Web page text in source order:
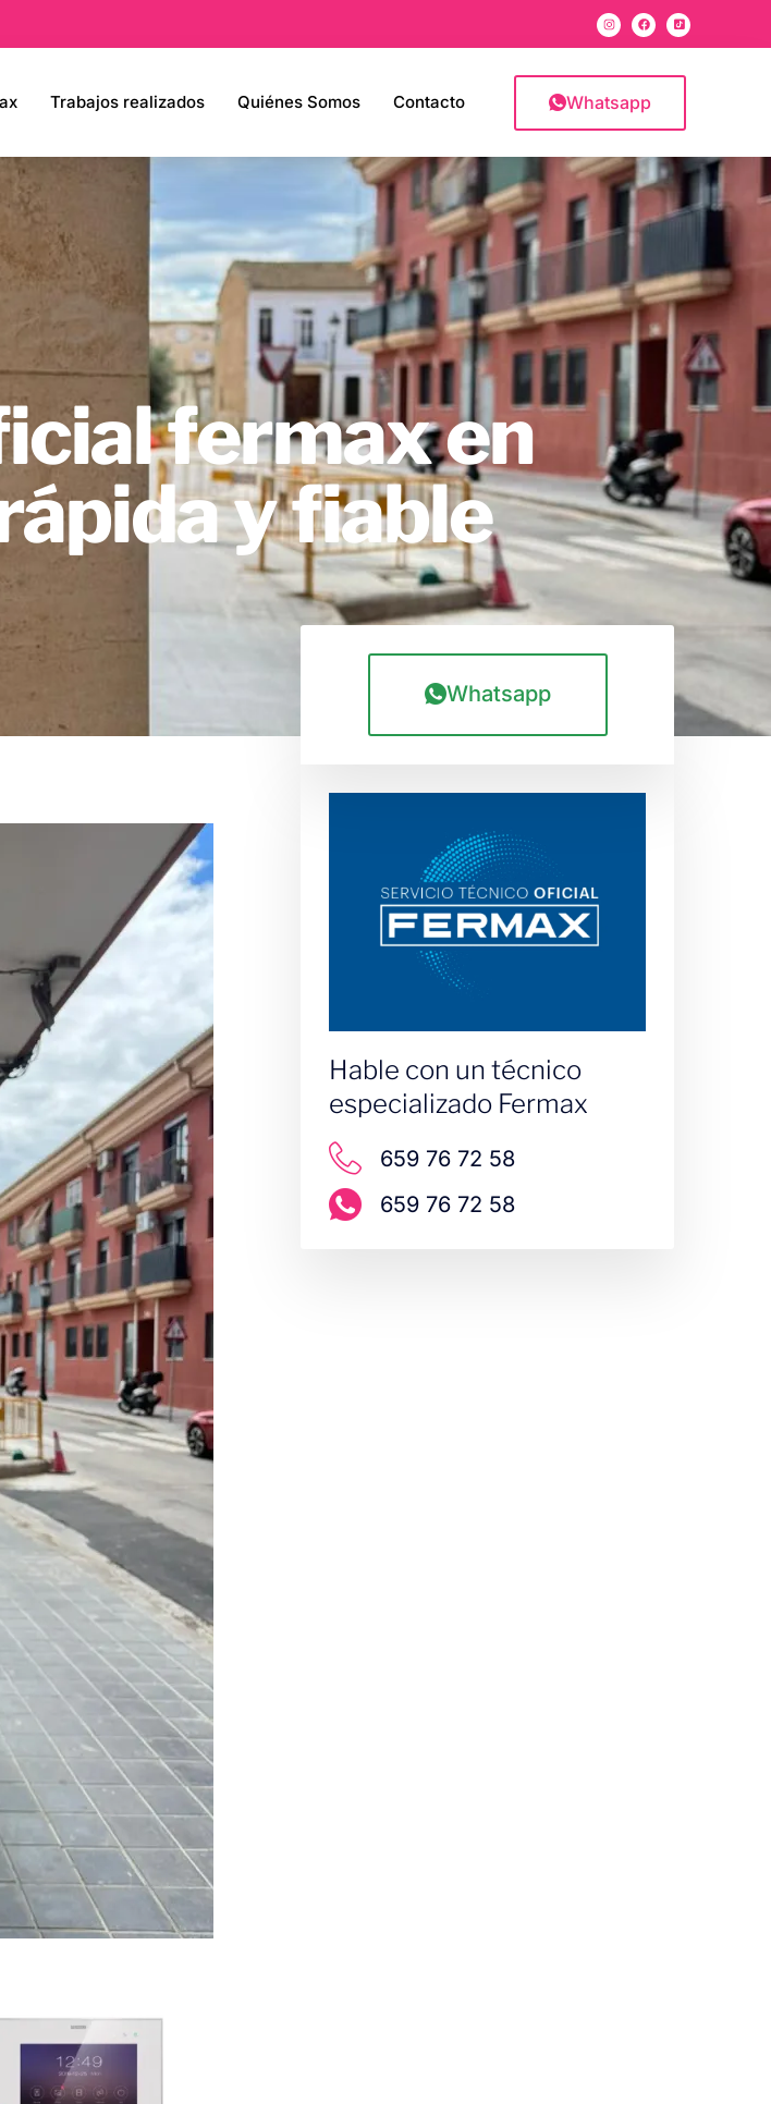
Trabajos realizados Quiénes Somos Contacto Whatsapp
fermax en
y fiable
Whatsapp
Hable con un técnico
especializado Fermax
659 76 72 58
659 76 72 58